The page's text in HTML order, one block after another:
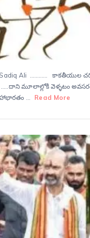
Ali ………… కాకతీయుల
మూలాల్లోకి వెళ్ళటం
…
Read More